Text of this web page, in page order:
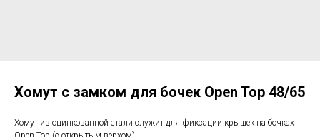
Хомут с замком для бочек Open Top 48/65
Хомут из оцинкованной стали служит для фиксации крышек на бочках